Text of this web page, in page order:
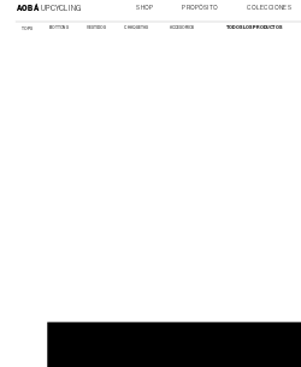
AOBÁ
TOPS BOTTONS VESTIDOS CHAQUETAS ACCESORIOS TODOS LOS PRODUCTOS
AOBÁ UPCYCLING SHOP PROPÓSITO COLECCIONES